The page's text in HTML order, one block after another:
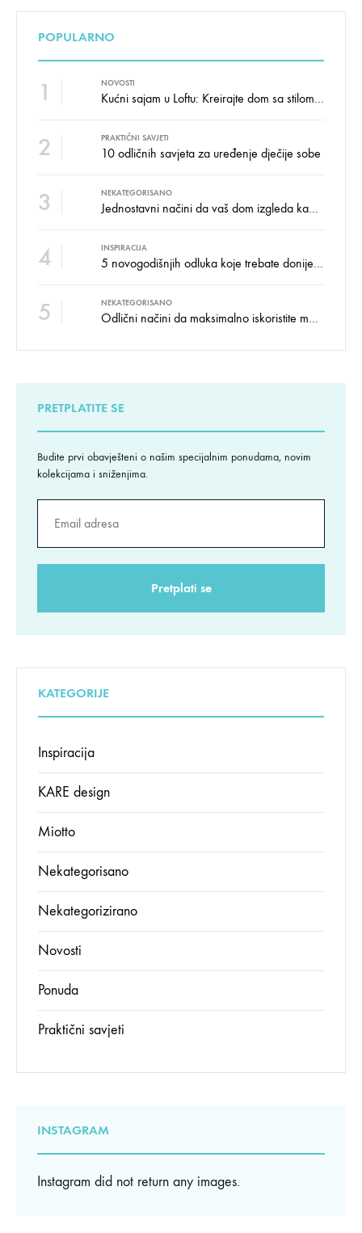
POPULARNO
1 NOVOSTI
Kućni sajam u Loftu: Kreirajte dom sa stilom i udobnošću uz velike uštede!
2 PRAKTIČNI SAVJETI
10 odličnih savjeta za uređenje dječije sobe
3 NEKATEGORISANO
Jednostavni načini da vaš dom izgleda kao salon namještaja
4 INSPIRACIJA
5 novogodišnjih odluka koje trebate donijeti u vezi izgleda doma
5 NEKATEGORISANO
Odlični načini da maksimalno iskoristite male prostore
PRETPLATITE SE
Budite prvi obavješteni o našim specijalnim ponudama, novim
kolekcijama i sniženjima.
KATEGORIJE
Inspiracija
KARE design
Miotto
Nekategorisano
Nekategorizirano
Novosti
Ponuda
Praktični savjeti
INSTAGRAM
Instagram did not return any images.